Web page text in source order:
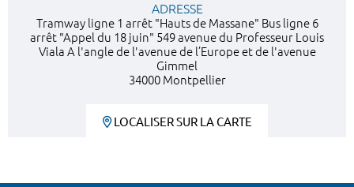
ADRESSE
Tramway ligne 1 arrêt "Hauts de Massane" Bus ligne 6
arrêt "Appel du 18 juin" 549 avenue du Professeur Louis
Viala A l'angle de l'avenue de l’Europe et de l'avenue
Gimmel
34000 Montpellier
LOCALISER SUR LA CARTE